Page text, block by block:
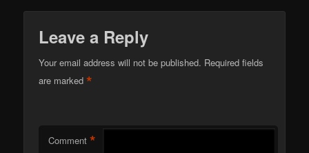
Leave a Reply
Your email address will not be published. Required fields
are marked*
Comment *